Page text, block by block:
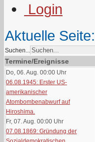
Aktuelle Seite:
Suchen...
Termine/Ereignisse
Do, 06. Aug. 00:00 Uhr
06.08.1945: Erster US-
amerikanischer
Atombombenabwurf auf
Hiroshima.
Fr, 07. Aug. 00:00 Uhr
07.08.1869: Gründung der